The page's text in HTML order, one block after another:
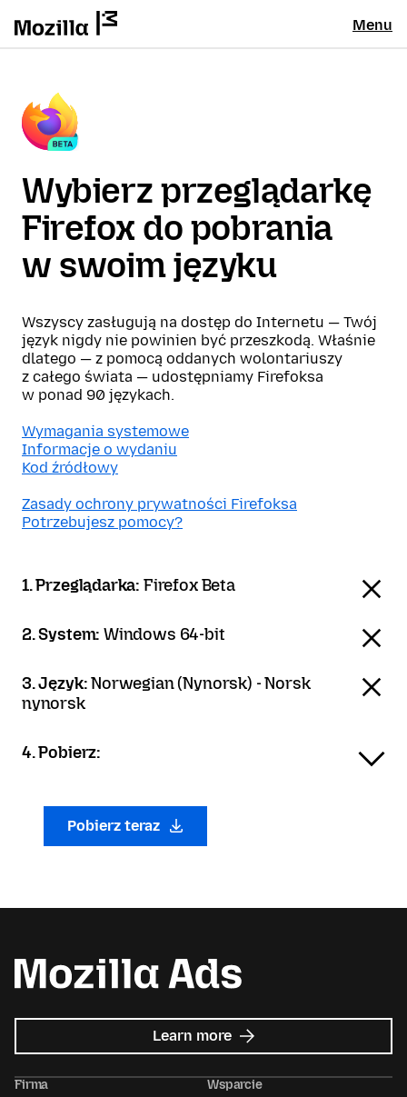
Menu
Wybierz przeglądarkę
Firefox do pobrania
w swoim języku
Wszyscy zasługują na dostęp do Internetu — Twój
język nigdy nie powinien być przeszkodą. Właśnie
dlatego — z pomocą oddanych wolontariuszy
z całego świata — udostępniamy Firefoksa
w ponad 90 językach.
Wymagania systemowe
Informacje o wydaniu
Kod źródłowy
Zasady ochrony prywatności Firefoksa
Potrzebujesz pomocy?
1. Przeglądarka: Firefox Beta
2. System:Windows 64-bit
3. Język:Norwegian (Nynorsk) - Norsk
nynorsk
4. Pobierz:
Pobierz teraz
Learn more about
Mozilla
Firma Wsparcie